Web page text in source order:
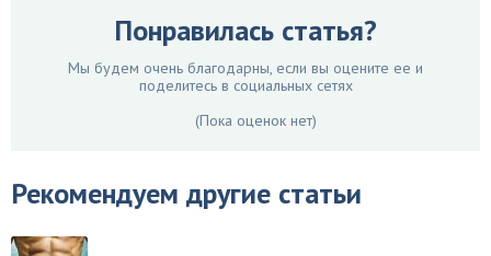
Понравилась статья?
Мы будем очень благодарны, если вы оцените ее и
поделитесь в социальных сетях
(Пока оценок нет)
Рекомендуем другие статьи